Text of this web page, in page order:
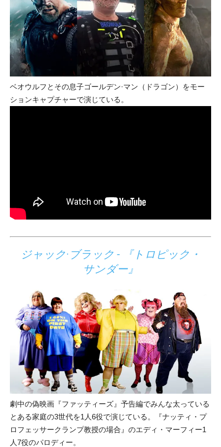
ベオウルフとその息子ゴールデン·マン（ドラゴン）をモー
ションキャプチャーで演じている。
ジャック·ブラック - 『トロピック・
サンダー』
劇中の偽映画『ファッティーズ』予告編でみんな太っている
とある家庭の3世代を1人6役で演じている。『ナッティ・プ
ロフェッサークランプ教授の場合』のエディ・マーフィー1
人7役のパロディー。